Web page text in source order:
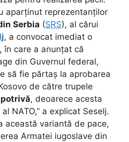
aparținut reprezentanților
Serbia (SRS), al cărui
, a convocat imediat o
în care a anunțat că
din Guvernul federal,
să fie părtaș la aprobarea
de către trupele
, deoarece acesta
NATO,” a explicat Seselj.
această variantă de pace,
Armatei iugoslave din